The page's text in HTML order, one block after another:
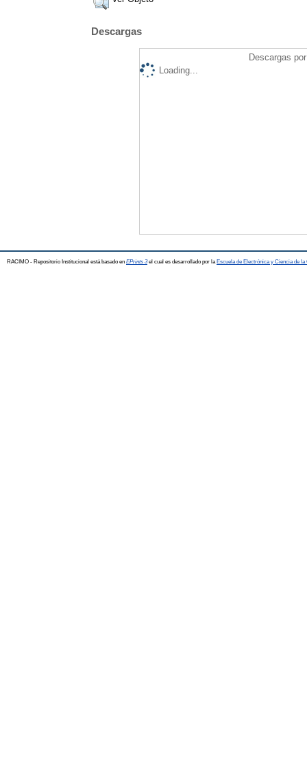
Descargas
Descargas
Loading...
RACIMO - Repositorio Institucional está basado en EPrints 3el cual es desarrollado por la Escuela de Electrónica y Ciencia de la